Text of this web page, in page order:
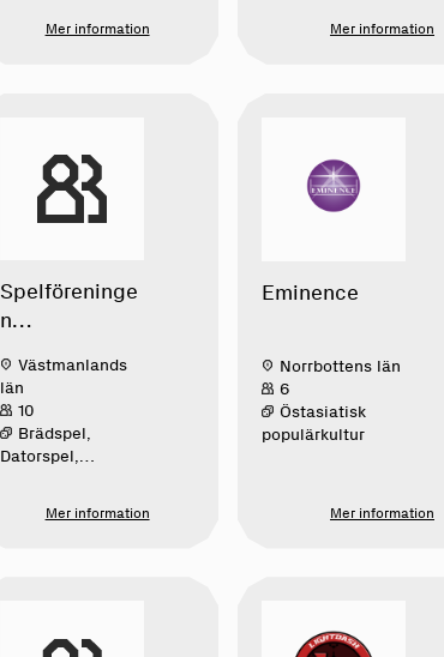
Mer information Mer information
Spelföreninge
n
Västmanlands
län
10
Brädspel,
Datorspel,
Mer information
Eminence
Norrbottens län
6
Östasiatisk
populärkultur
Mer information